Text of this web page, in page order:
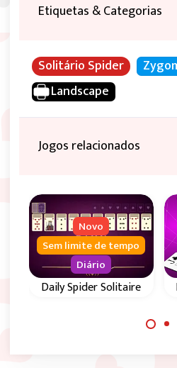
Etiquetas & Categorias
Solitário Spider
Landscape
Jogos relacionados
Spider Solitaire
Novo
limite de tempo
Diário
nova partida
Huge Spider
Jogo
4 naipes